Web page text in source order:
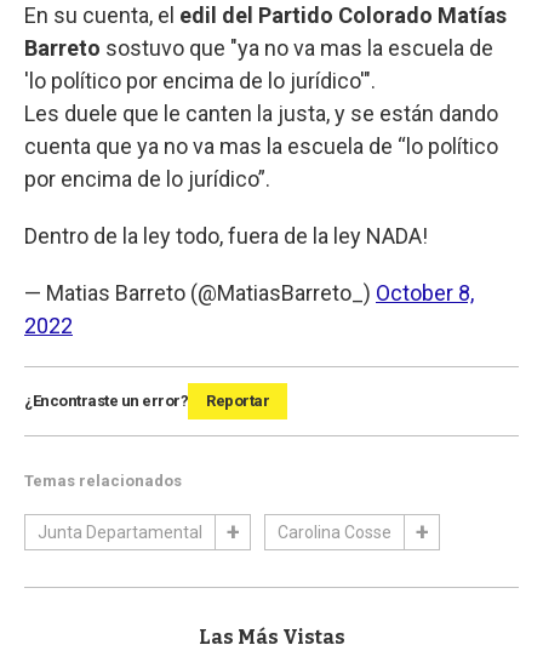
En su cuenta, el edil del Partido Colorado Matías
Barreto sostuvo que "ya no va mas la escuela de
'lo político por encima de lo jurídico'".
Les duele que le canten la justa, y se están dando
cuenta que ya no va mas la escuela de “lo político
por encima de lo jurídico”.
Dentro de la ley todo, fuera de la ley NADA!
— Matias Barreto (@MatiasBarreto_) October 8,
2022
¿Encontraste un error? Reportar
Temas relacionados
Junta Departamental Carolina Cosse
Las Más Vistas